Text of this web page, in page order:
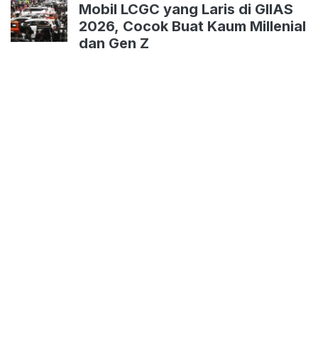
Mobil LCGC yang Laris di GIIAS
2026, Cocok Buat Kaum Millenial
dan Gen Z